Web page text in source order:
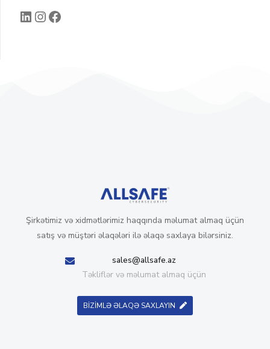
Şirkətimiz və xidmətlərimiz haqqında məlumat almaq üçün
satış və müştəri əlaqələri ilə əlaqə saxlaya bilərsiniz.
sales@allsafe.az
Təkliflər və məlumat almaq üçün
BİZİMLƏ ƏLAQƏ SAXLAYIN